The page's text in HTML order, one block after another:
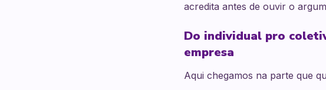
acredita antes de ouvir o
Do individual pro
empresa
Aqui chegamos na parte que